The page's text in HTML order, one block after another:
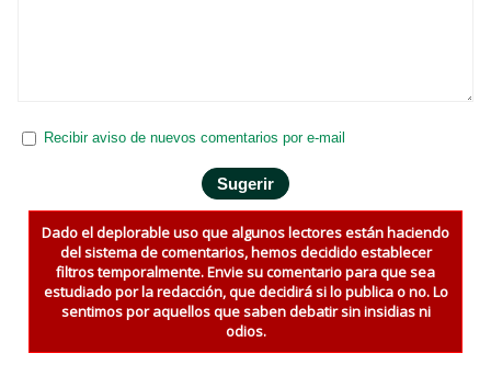
Recibir aviso de nuevos comentarios por e-mail
Dado el deplorable uso que algunos lectores están haciendo
del sistema de comentarios, hemos decidido establecer
filtros temporalmente. Envie su comentario para que sea
estudiado por la redacción, que decidirá si lo publica o no. Lo
sentimos por aquellos que saben debatir sin insidias ni
odios.